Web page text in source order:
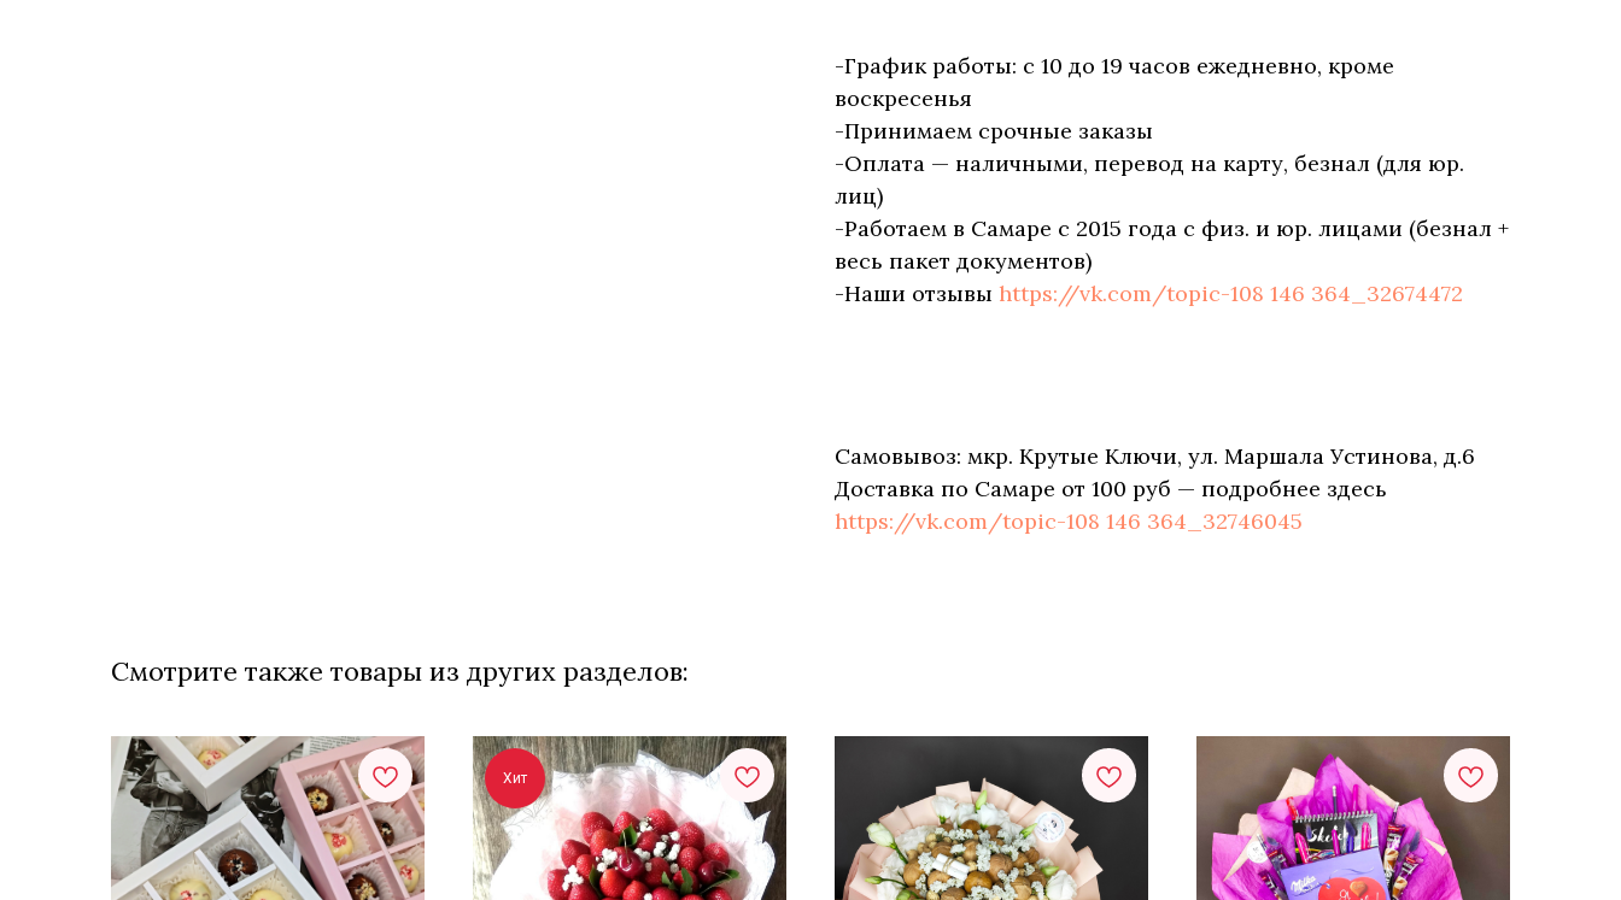
-График работы: с 10 до 19 часов ежедневно, кроме
воскресенья
-Принимаем срочные заказы
-Оплата — наличными, перевод на карту, безнал (для юр.
лиц)
-Работаем в Самаре с 2015 года с физ. и юр. лицами (безнал +
весь пакет документов)
-Наши отзывы https://vk.com/topic-108 146 364_32674472
Самовывоз: мкр. Крутые Ключи, ул. Маршала Устинова, д.6
Доставка по Самаре от 100 руб — подробнее здесь
https://vk.com/topic-108 146 364_32746045
Смотрите также товары из других разделов:
Хит